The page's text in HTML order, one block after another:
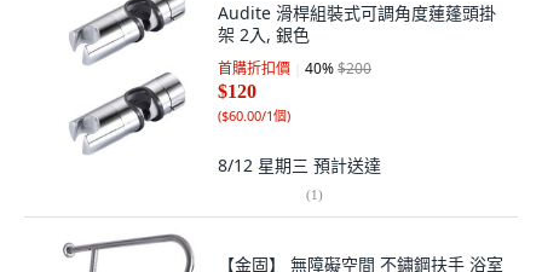
Audite 滑桿組裝式可調角度蓮蓬頭掛
架 2入, 銀色
首購折扣價 40%$200
$120
($60.00/1個)
8/12 星期三 預計送達
(1)
【金固】 無障礙空間 不鏽鋼扶手 浴室